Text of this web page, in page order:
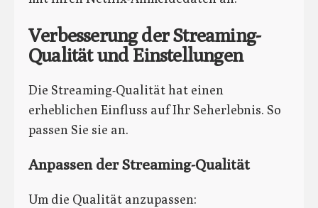
Verbesserung der Streaming-
Qualität und Einstellungen
Die Streaming-Qualität hat einen
erheblichen Einfluss auf Ihr Seherlebnis. So
passen Sie sie an.
Anpassen der Streaming-Qualität
Um die Qualität anzupassen: